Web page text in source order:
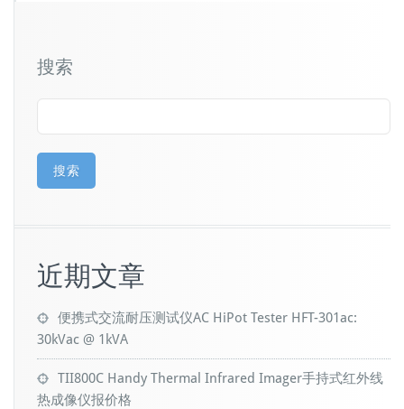
搜索
搜索
近期文章
便携式交流耐压测试仪AC HiPot Tester HFT-301ac:
30kVac @ 1kVA
TII800C Handy Thermal Infrared Imager手持式红外线
热成像仪报价格